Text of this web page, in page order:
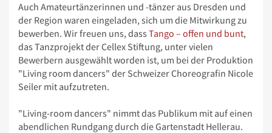
Auch Amateurtänzerinnen und -tänzer aus Dresden und
der Region waren eingeladen, sich um die Mitwirkung zu
bewerben. Wir freuen uns, dass Tango – offen und bunt,
das Tanzprojekt der Cellex Stiftung, unter vielen
Bewerbern ausgewählt worden ist, um bei der Produktion
"Living room dancers" der Schweizer Choreografin Nicole
Seiler mit aufzutreten.
"Living-room dancers" nimmt das Publikum mit auf einen
abendlichen Rundgang durch die Gartenstadt Hellerau.